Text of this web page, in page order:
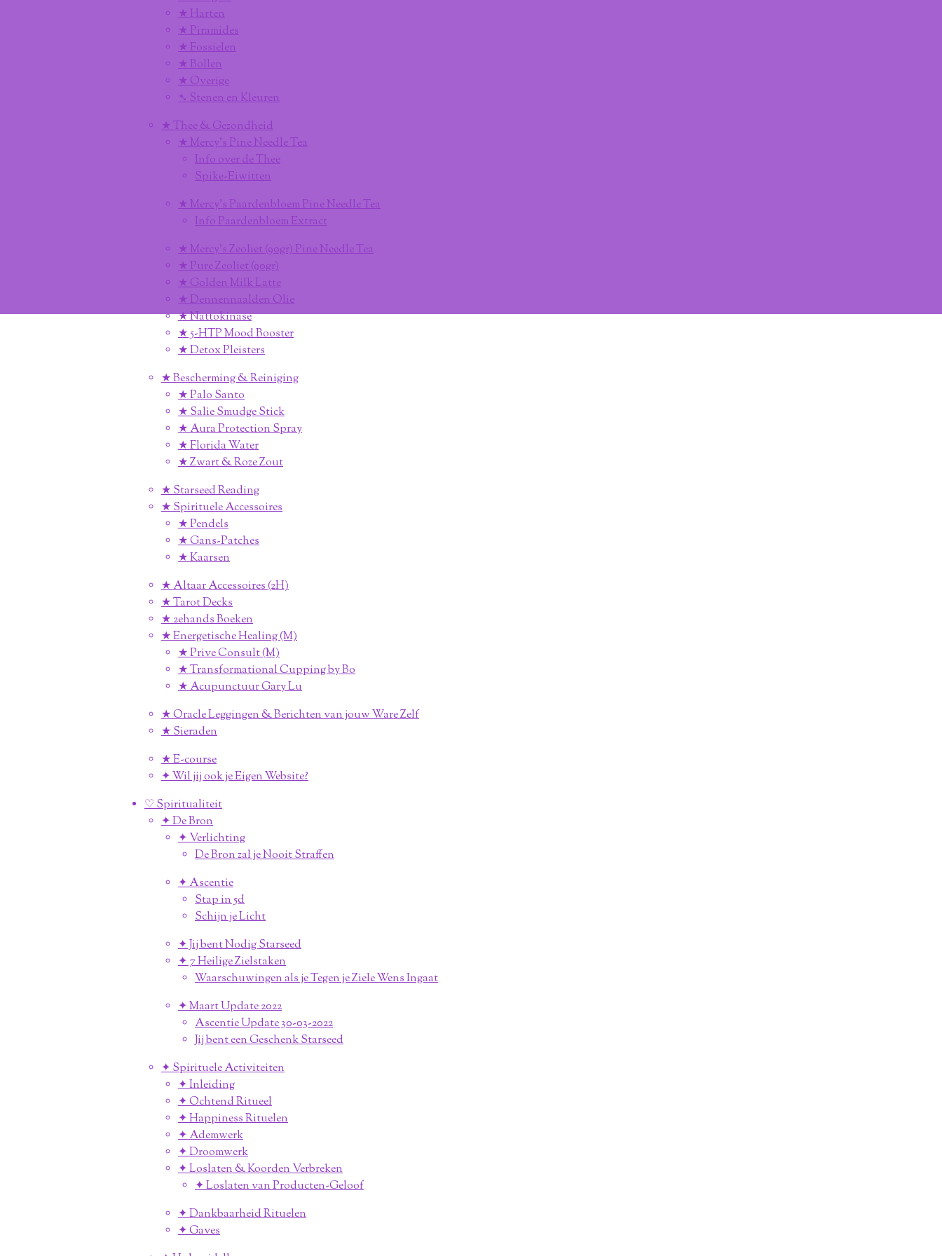
★ Harten
★ Piramides
★ Fossielen
★ Bollen
★ Overige
➴ Stenen en Kleuren
★ Thee & Gezondheid
★ Mercy's Pine Needle Tea
Info over de Thee
Spike-Eiwitten
★ Mercy's Paardenbloem Pine Needle Tea
Info Paardenbloem Extract
★ Mercy's Zeoliet (90gr) Pine Needle Tea
★ Pure Zeoliet (90gr)
★ Golden Milk Latte
★ Dennennaalden Olie
★ Nattokinase
★ 5-HTP Mood Booster
★ Detox Pleisters
★ Bescherming & Reiniging
★ Palo Santo
★ Salie Smudge Stick
★ Aura Protection Spray
★ Florida Water
★ Zwart & Roze Zout
★ Starseed Reading
★ Spirituele Accessoires
★ Pendels
★ Gans-Patches
★ Kaarsen
★ Altaar Accessoires (2H)
★ Tarot Decks
★ 2ehands Boeken
★ Energetische Healing (M)
★ Prive Consult (M)
★ Transformational Cupping by Bo
★ Acupunctuur Gary Lu
★ Oracle Leggingen & Berichten van jouw Ware Zelf
★ Sieraden
★ E-course
✦ Wil jij ook je Eigen Website?
♡ Spiritualiteit
✦ De Bron
✦ Verlichting
De Bron zal je Nooit Straffen
✦ Ascentie
Stap in 5d
Schijn je Licht
✦ Jij bent Nodig Starseed
✦ 7 Heilige Zielstaken
Waarschuwingen als je Tegen je Ziele Wens Ingaat
✦ Maart Update 2022
Ascentie Update 30-03-2022
Jij bent een Geschenk Starseed
✦ Spirituele Activiteiten
✦ Inleiding
✦ Ochtend Ritueel
✦ Happiness Rituelen
✦ Ademwerk
✦ Droomwerk
✦ Loslaten & Koorden Verbreken
✦ Loslaten van Producten-Geloof
✦ Dankbaarheid Rituelen
✦ Gaves